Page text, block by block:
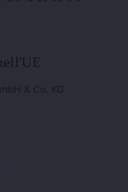
& Co. KG